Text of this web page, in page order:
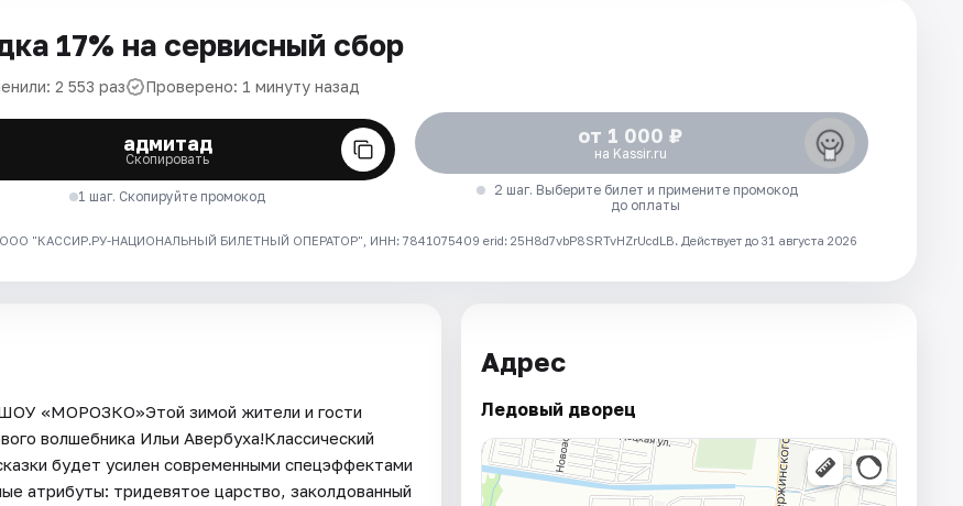
17% на сервисный сбор
2 553 раз Проверено: 1 минуту назад
адмитад
Скопировать
1 шаг. Скопируйте промокод
от 1 000 ₽
на Kassir.ru
2 шаг. Выберите билет и примените промокод
до оплаты
ООО "КАССИР.РУ-НАЦИОНАЛЬНЫЙ БИЛЕТНЫЙ ОПЕРАТОР", ИНН: 7841075409 erid: 25H8d7vbP8SRTvHZrUcdLB. Действует до 31 августа 2026
«МОРОЗКО»Этой зимой жители и гости
волшебника Ильи Авербуха!Классический
будет усилен современными спецэффектами
атрибуты: тридевятое царство, заколдованный
Адрес
Ледовый дворец